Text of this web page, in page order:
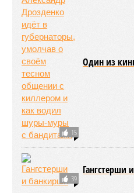
15
Один из
39
Гангстерши